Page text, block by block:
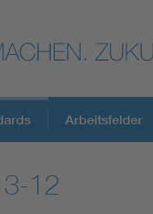
DKE
Arbeitsfelder
12